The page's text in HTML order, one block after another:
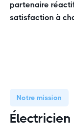
partenaire
satisfaction à
Notre mission